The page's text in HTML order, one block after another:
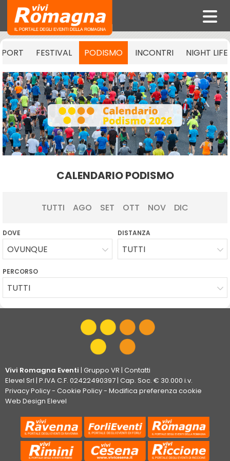
FESTIVAL PODISMO INCONTRI NIGHT LIFE
CALENDARIO PODISMO
TUTTI AGO SET OTT NOV DIC
DOVE
OVUNQUE
DISTANZA
TUTTI
PERCORSO
TUTTI
Vivi Romagna Eventi | Gruppo VR | Contatti
Elevel Srl | P.IVA C.F. 02422490397 | Cap. Soc. € 30.000 i.v.
Privacy Policy- Cookie Policy- Modifica preferenza cookie
Web Design Elevel